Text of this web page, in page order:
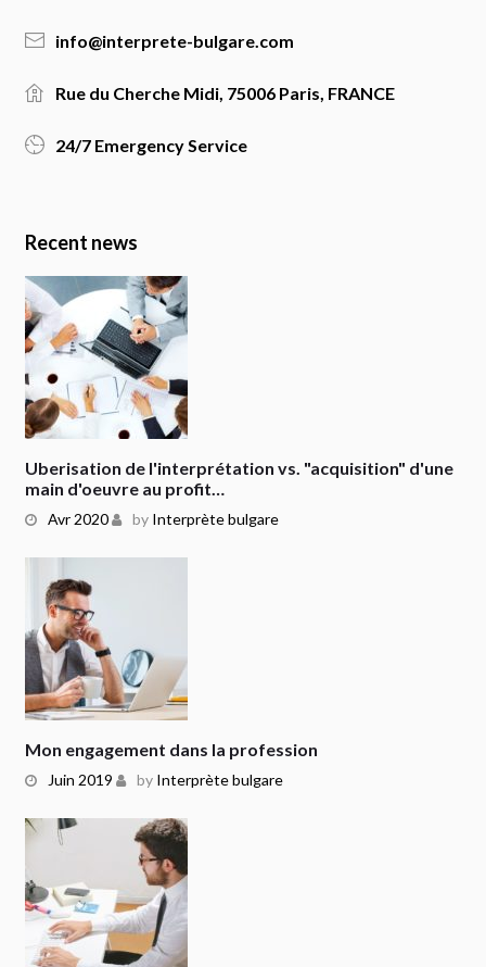
info@interprete-bulgare.com
Rue du Cherche Midi, 75006 Paris, FRANCE
24/7 Emergency Service
Recent news
Avr 2020 by Interprète bulgare
Uberisation de l'interprétation vs. "acquisition" d'une
main d'oeuvre au profit…
Juin 2019 by Interprète bulgare
Mon engagement dans la profession